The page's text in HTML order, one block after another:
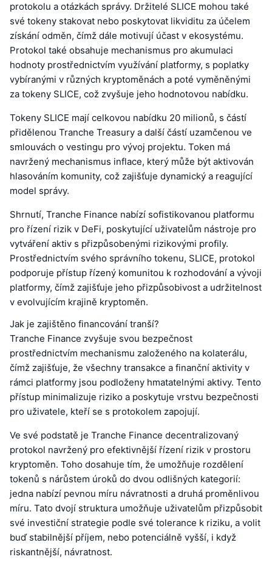
protokolu a otázkách správy. Držitelé SLICE mohou také
své tokeny stakovat nebo poskytovat likviditu za účelem
získání odměn, čímž dále motivují účast v ekosystému.
Protokol také obsahuje mechanismus pro akumulaci
hodnoty prostřednictvím využívání platformy, s poplatky
vybíranými v různých kryptoměnách a poté vyměněnými
za tokeny SLICE, což zvyšuje jeho hodnotovou nabídku.
Tokeny SLICE mají celkovou nabídku 20 milionů, s částí
přidělenou Tranche Treasury a další částí uzamčenou ve
smlouvách o vestingu pro vývoj projektu. Token má
navržený mechanismus inflace, který může být aktivován
hlasováním komunity, což zajišťuje dynamický a reagující
model správy.
Shrnutí, Tranche Finance nabízí sofistikovanou platformu
pro řízení rizik v DeFi, poskytující uživatelům nástroje pro
vytváření aktiv s přizpůsobenými rizikovými profily.
Prostřednictvím svého správního tokenu, SLICE, protokol
podporuje přístup řízený komunitou k rozhodování a vývoji
platformy, čímž zajišťuje jeho přizpůsobivost a udržitelnost
v evolvujícím krajině kryptoměn.
Jak je zajištěno financování tranší?
Tranche Finance zvyšuje svou bezpečnost
prostřednictvím mechanismu založeného na kolaterálu,
čímž zajišťuje, že všechny transakce a finanční aktivity v
rámci platformy jsou podloženy hmatatelnými aktivy. Tento
přístup minimalizuje riziko a poskytuje vrstvu bezpečnosti
pro uživatele, kteří se s protokolem zapojují.
Ve své podstatě je Tranche Finance decentralizovaný
protokol navržený pro efektivnější řízení rizik v prostoru
kryptoměn. Toho dosahuje tím, že umožňuje rozdělení
tokenů s nárůstem úroků do dvou odlišných kategorií:
jedna nabízí pevnou míru návratnosti a druhá proměnlivou
míru. Tato dvojí struktura umožňuje uživatelům přizpůsobit
své investiční strategie podle své tolerance k riziku, a volit
buď stabilnější příjem, nebo potenciálně vyšší, i když
riskantnější, návratnost.